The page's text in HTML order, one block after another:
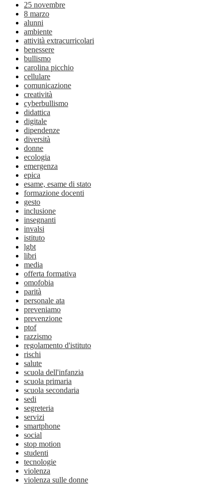
25 novembre
8 marzo
alunni
ambiente
attività extracurricolari
benessere
bullismo
carolina picchio
cellulare
comunicazione
creatività
cyberbullismo
didattica
digitale
dipendenze
diversità
donne
ecologia
emergenza
epica
esame, esame di stato
formazione docenti
gesto
inclusione
insegnanti
invalsi
istituto
lgbt
libri
media
offerta formativa
omofobia
parità
personale ata
preveniamo
prevenzione
ptof
razzismo
regolamento d'istituto
rischi
salute
scuola dell'infanzia
scuola primaria
scuola secondaria
sedi
segreteria
servizi
smartphone
social
stop motion
studenti
tecnologie
violenza
violenza sulle donne